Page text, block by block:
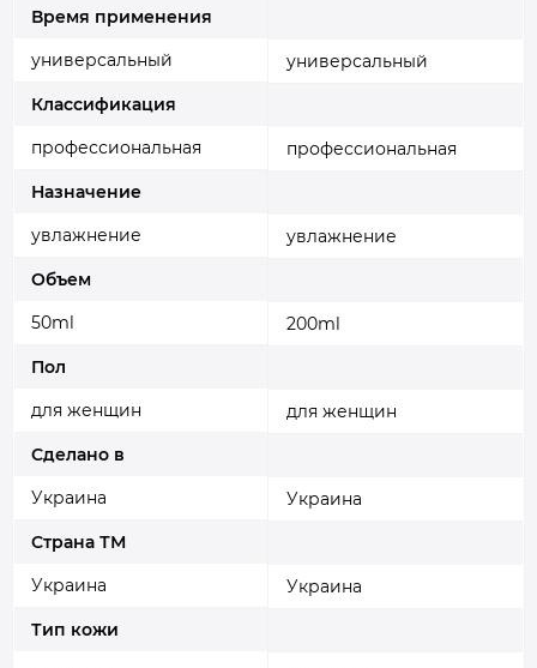
Время применения
универсальный
Классификация
профессиональная
Назначение
увлажнение
Объем
50ml
Пол
для женщин
Сделано в
Украина
Страна ТМ
Украина
Тип кожи
универсальный
профессиональная
увлажнение
200ml
для женщин
Украина
Украина